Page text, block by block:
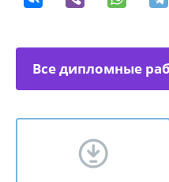
Все дипломные